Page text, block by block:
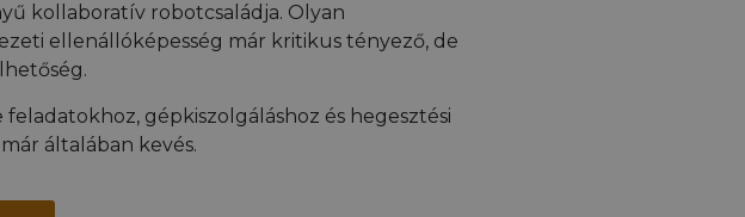
kollaboratív robotcsaládja. Olyan
ellenállóképesség már kritikus tényező, de
feladatokhoz, gépkiszolgáláshoz és hegesztési
általában kevés.